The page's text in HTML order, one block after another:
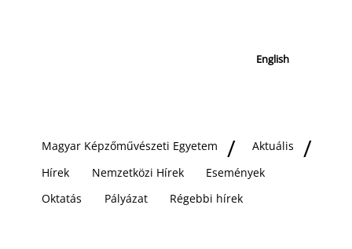
English
Magyar Képzőművészeti Egyetem
Aktuális
Hírek
Nemzetközi Hírek
Események
Oktatás
Pályázat Régebbi hírek